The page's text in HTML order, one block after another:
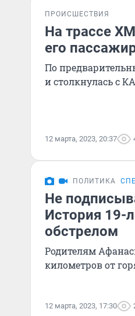
ПРОИСШЕСТВИЯ
На трассе
его
По
и столкнулась с
12 марта, 2023, 20:37
ПОЛИТИКА
Не
История 19-
обстрелом
Родителям
километров от
12 марта, 2023, 17:30